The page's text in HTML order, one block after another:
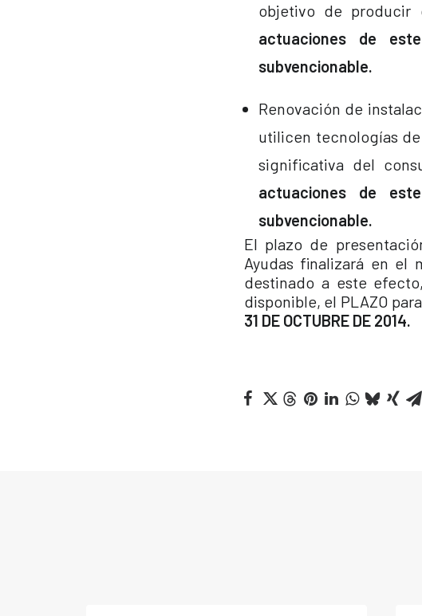
objetivo de producir
actuaciones de
subvencionable.
Renovación de
utilicen tecnologías
significativa del
actuaciones de
subvencionable.
El plazo de
Ayudas finalizará en el
destinado a este
disponible, el PLAZO
31 DE OCTUBRE DE 2014.